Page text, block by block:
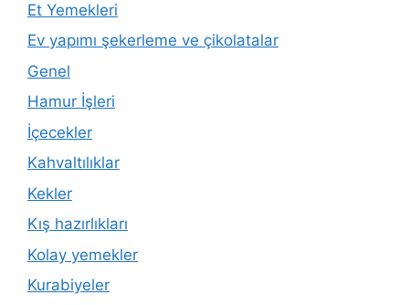
Et Yemekleri
Ev yapımı şekerleme ve çikolatalar
Genel
Hamur İşleri
İçecekler
Kahvaltılıklar
Kekler
Kış hazırlıkları
Kolay yemekler
Kurabiyeler